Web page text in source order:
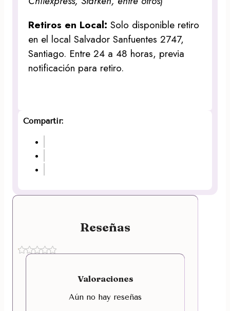
Retiros en Local:Solo disponible retiro
en el local Salvador Sanfuentes 2747,
Santiago. Entre 24 a 48 horas, previa
notificación para retiro.
Compartir:
Reseñas
Valoraciones
Aún no hay reseñas